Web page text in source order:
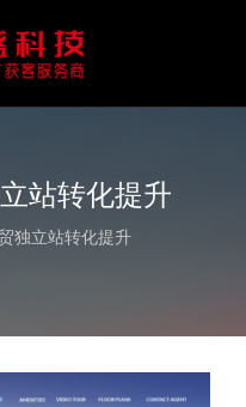
站转化提升
独立站转化提升